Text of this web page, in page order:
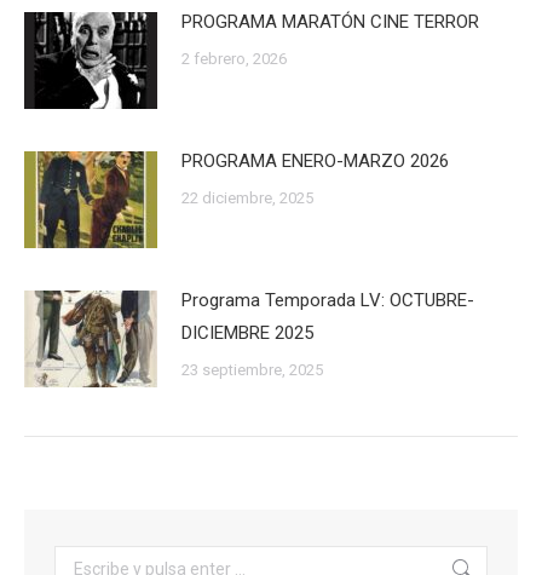
PROGRAMA MARATÓN CINE TERROR
2 febrero, 2026
PROGRAMA ENERO-MARZO 2026
22 diciembre, 2025
Programa Temporada LV: OCTUBRE-
DICIEMBRE 2025
23 septiembre, 2025
Buscar: